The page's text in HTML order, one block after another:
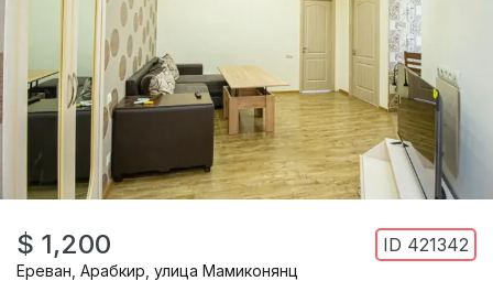
$ 1,200 ID 421342
Ереван Арабкир улица Мамиконянц